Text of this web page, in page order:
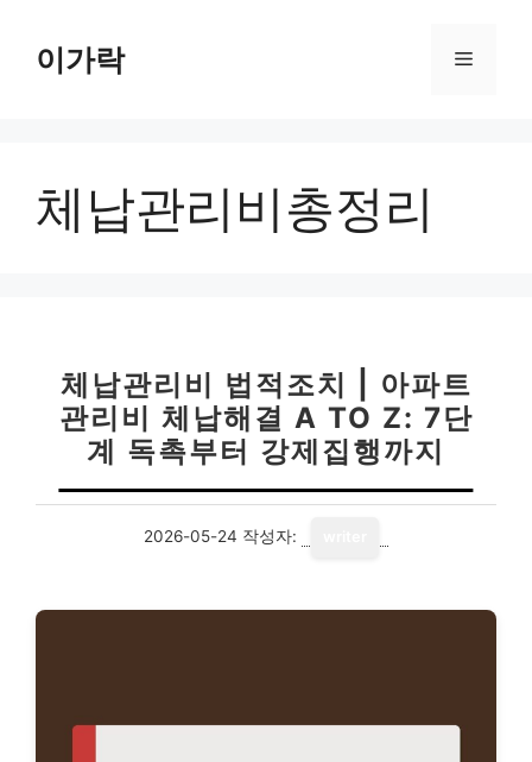
이가락 메
체납관리비총정리
체납관리비 법적조치 | 아파트
관리비 체납해결 A TO Z: 7단
계 독촉부터 강제집행까지
2026-05-24 작성자: